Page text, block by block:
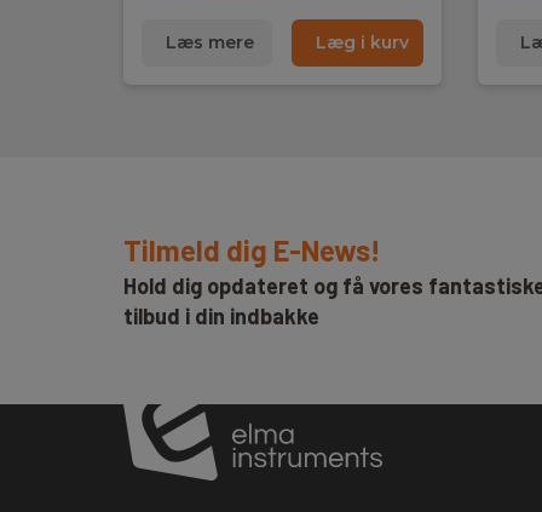
Læs mere Læg i kurv
Tilmeld dig E-News!
Hold dig opdateret og få vores
tilbud i din indbakke